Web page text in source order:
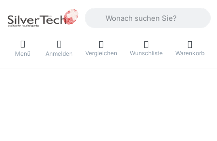
Menü Anmelden Vergleichen Wunschliste Warenkorb